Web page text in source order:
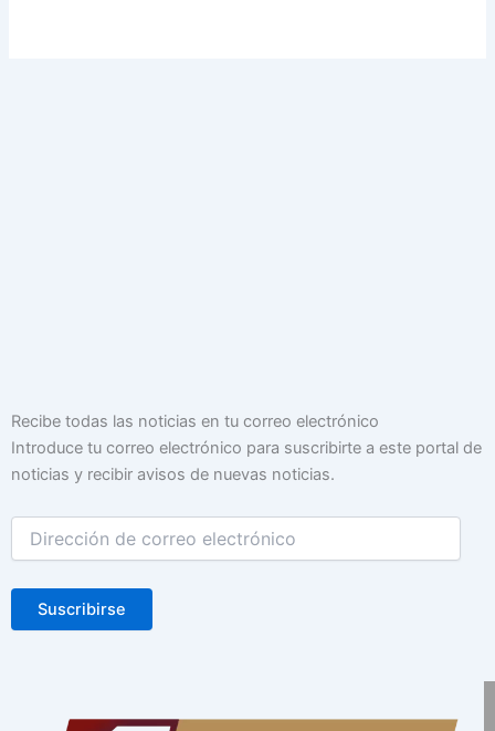
Recibe todas las noticias en tu correo electrónico
Introduce tu correo electrónico para suscribirte a este portal de
noticias y recibir avisos de nuevas noticias.
Dirección
de
electrónico
Suscribirse